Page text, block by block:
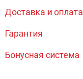
Доставка и оплата
Гарантия
Бонусная система